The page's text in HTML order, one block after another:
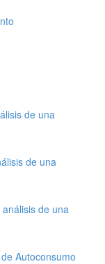
de una
de una
de una
Autoconsumo